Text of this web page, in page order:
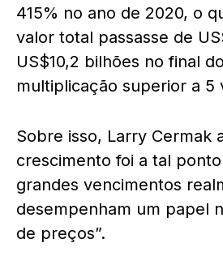
415% no ano de 2020, o
valor total passasse de
US$10,2 bilhões no final
multiplicação superior a 5
Sobre isso, Larry Cermak
crescimento foi a tal
grandes vencimentos
desempenham um papel
de preços”.